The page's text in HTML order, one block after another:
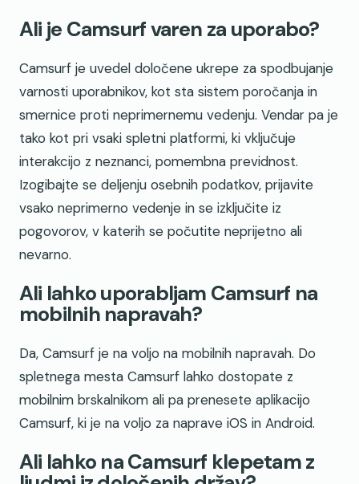
Ali je Camsurf varen za uporabo?
Camsurf je uvedel določene ukrepe za spodbujanje
varnosti uporabnikov, kot sta sistem poročanja in
smernice proti neprimernemu vedenju. Vendar pa je
tako kot pri vsaki spletni platformi, ki vključuje
interakcijo z neznanci, pomembna previdnost.
Izogibajte se deljenju osebnih podatkov, prijavite
vsako neprimerno vedenje in se izključite iz
pogovorov, v katerih se počutite neprijetno ali
nevarno.
Ali lahko uporabljam Camsurf na
mobilnih napravah?
Da, Camsurf je na voljo na mobilnih napravah. Do
spletnega mesta Camsurf lahko dostopate z
mobilnim brskalnikom ali pa prenesete aplikacijo
Camsurf, ki je na voljo za naprave iOS in Android.
Ali lahko na Camsurf klepetam z